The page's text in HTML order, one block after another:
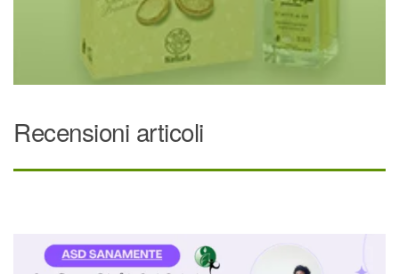
Recensioni articoli